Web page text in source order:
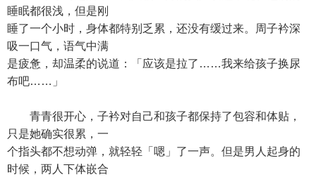
睡眠都很浅，但是刚
睡了一个小时，身体都特别乏累，还没有缓过来。周子衿深
吸一口气，语气中满
是疲惫，却温柔的说道：「应该是拉了……我来给孩子换尿
布吧……」
青青很开心，子衿对自己和孩子都保持了包容和体贴，
只是她确实很累，一
个指头都不想动弹，就轻轻「嗯」了一声。但是男人起身的
时候，两人下体嵌合